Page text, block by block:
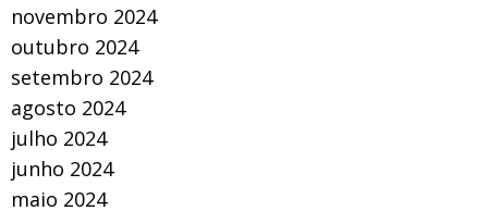
novembro 2024
outubro 2024
setembro 2024
agosto 2024
julho 2024
junho 2024
maio 2024